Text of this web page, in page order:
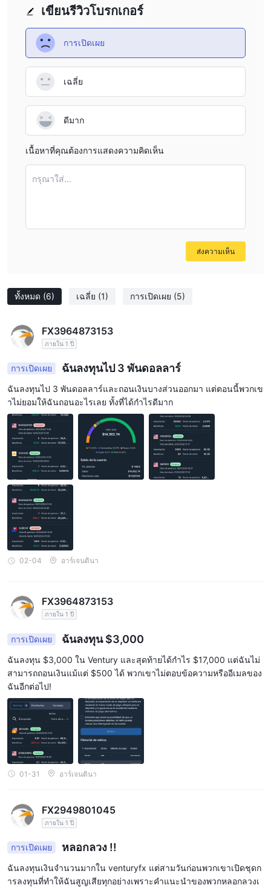
ทั้งหมด (6) เฉลี่ย (1) การเปิดเผย (5)
FX3964873153
ภายใน 1 ปี
การเปิดเผย ฉันลงทุนไป 3 พันดอลลาร์
ฉันลงทุนไป 3 พันดอลลาร์และถอนเงินบางส่วนออกมา แต่ตอนนี้พวกเข
าไม่ยอมให้ฉันถอนอะไรเลย ทั้งที่ได้กำไรดีมาก
02-04 อาร์เจนตินา
FX3964873153
ภายใน 1 ปี
การเปิดเผย ฉันลงทุน $3,000
ฉันลงทุน $3,000 ใน Ventury และสุดท้ายได้กำไร $17,000 แต่ฉันไม่
สามารถถอนเงินแม้แต่ $500 ได้ พวกเขาไม่ตอบข้อความหรืออีเมลของ
ฉันอีกต่อไป!
01-31 อาร์เจนตินา
FX2949801045
ภายใน 1 ปี
การเปิดเผย หลอกลวง !!
ฉันลงทุนเงินจำนวนมากใน venturyfx แต่สามวันก่อนพวกเขาเปิดชุดก
ารลงทุนที่ทำให้ฉันสูญเสียทุกอย่างเพราะคำแนะนำของพวกหลอกลวงเ
เขียนรีวิวโบรกเกอร์
การเปิดเผย
เฉลี่ย
ดีมาก
เนื้อหาที่คุณต้องการแสดงความคิดเห็น
กรุณาใส่...
ส่งความเห็น